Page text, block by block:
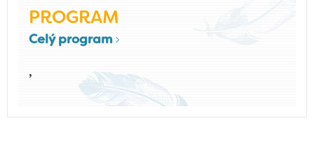
PROGRAM
Celý program
,